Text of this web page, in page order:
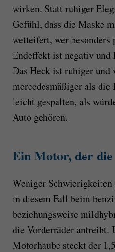
wirken. Statt ruhiger
Gefühl, dass die Maske
wetteifert, wer
Endeffekt ist negativ und
Das Heck ist ruhiger und
mercedesmäßiger als die
leicht gespalten, als
Auto gehören.
Ein Motor, der
Weniger
in diesem Fall beim
beziehungsweise
die Vorderräder antreibt.
Motorhaube steckt der